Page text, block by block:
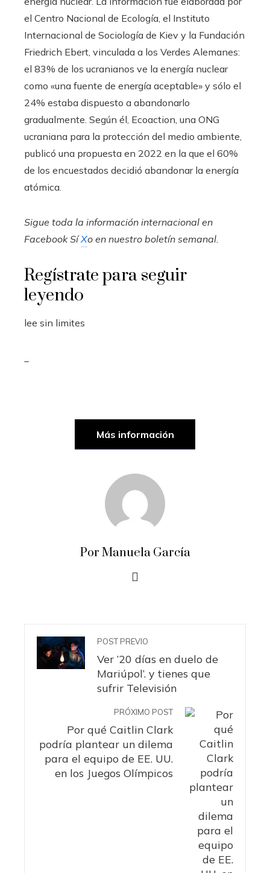
el Centro Nacional de Ecología, el Instituto
Internacional de Sociología de Kiev y la Fundación
Friedrich Ebert, vinculada a los Verdes Alemanes:
el 83% de los ucranianos ve la energía nuclear
como «una fuente de energía aceptable» y sólo el
24% estaba dispuesto a abandonarlo
gradualmente. Según él, Ecoaction, una ONG
ucraniana para la protección del medio ambiente,
publicó una propuesta en 2022 en la que el 60%
de los encuestados decidió abandonar la energía
atómica.
Sigue toda la información internacional en
FacebookSíXo en nuestro boletín semanal.
Regístrate para seguir
leyendo
lee sin limites
Más información
Por Manuela García
POST PREVIO
Ver ’20 días en duelo de
Mariúpol’. y tienes que
sufrir Televisión
PRÓXIMO POST
Por qué Caitlin Clark
podría plantear un dilema
para el equipo de EE. UU.
en los Juegos Olímpicos